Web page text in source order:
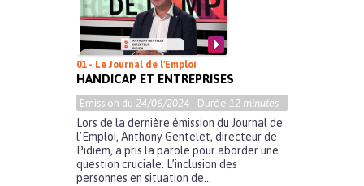
01 - Le Journal de l'Emploi
HANDICAP ET ENTREPRISES
Emission du 24/06/2024 - Durée 12 minutes
Lors de la dernière émission du Journal de
l’Emploi, Anthony Gentelet, directeur de
Pidiem, a pris la parole pour aborder une
question cruciale. L’inclusion des
personnes en situation de...